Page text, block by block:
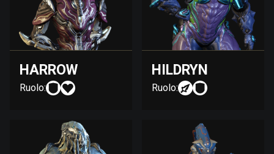
HARROW
Ruolo:
HILDRYN
Ruolo: